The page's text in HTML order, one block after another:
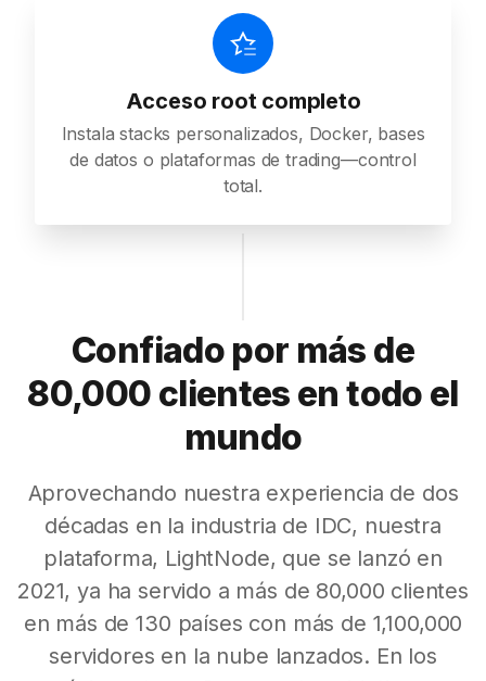
Acceso root completo
Instala stacks personalizados, Docker, bases
de datos o plataformas de trading—control
total.
Confiado por más de
80,000 clientes en todo el
mundo
Aprovechando nuestra experiencia de dos
décadas en la industria de IDC, nuestra
plataforma, LightNode, que se lanzó en
2021, ya ha servido a más de 80,000 clientes
en más de 130 países con más de 1,100,000
servidores en la nube lanzados. En los